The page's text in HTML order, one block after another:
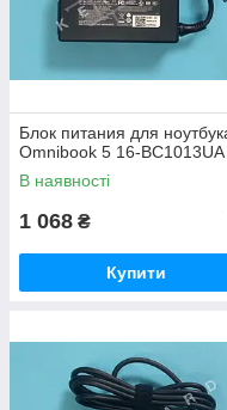
Блок питания для
Omnibook 5 16-BC1013UA
В наявності
1 068 ₴
Купити